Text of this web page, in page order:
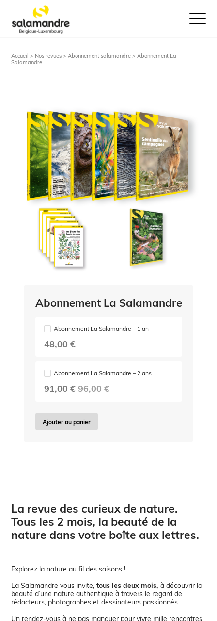
Ouvrir le
Accueil > Nos revues > Abonnement salamandre > Abonnement La
Salamandre
Abonnement La Salamandre
Abonnement La Salamandre – 1 an
48,00 €
Abonnement La Salamandre – 2 ans
91,00 € 96,00 €
Ajouter au panier
La revue des curieux de nature.
Tous les 2 mois, la beauté de la
nature dans votre boîte aux lettres.
Explorez la nature au fil des saisons !
La Salamandre vous invite,tous les deux mois, à découvrir la
beauté d’une nature authentique à travers le regard de
rédacteurs, photographes et dessinateurs passionnés.
Un rendez-vous à ne pas manquer pour vivre mille rencontres